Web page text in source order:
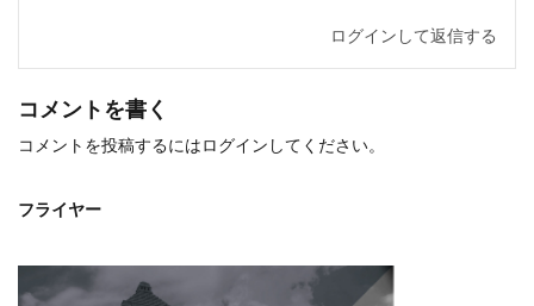
ログインして返信する
コメントを書く
コメントを投稿するにはログイン してください。
フライヤー